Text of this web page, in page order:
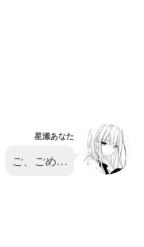
星瀬あなた
ご、ごめ…